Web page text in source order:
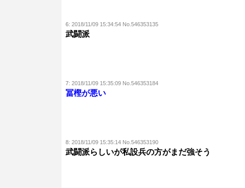
6: 2018/11/09 15:34:54 No.546353135
武闘派
7: 2018/11/09 15:35:09 No.546353184
冨樫が悪い
8: 2018/11/09 15:35:14 No.546353190
武闘派らしいが私設兵の方がまだ強そう